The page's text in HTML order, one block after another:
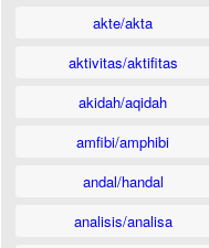
akte/akta
aktivitas/aktifitas
akidah/aqidah
amfibi/amphibi
andal/handal
analisis/analisa